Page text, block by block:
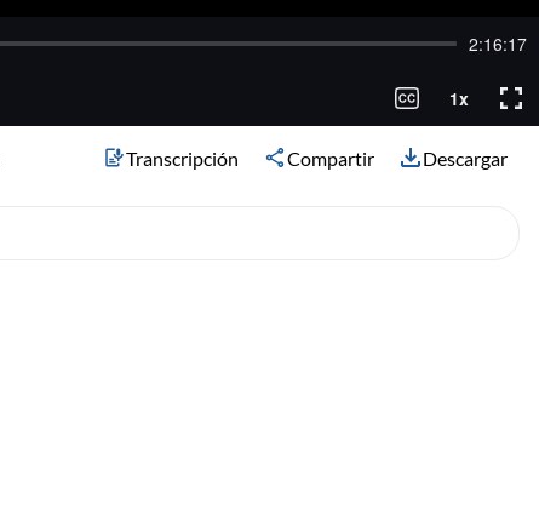
Transcripción Compartir Descargar